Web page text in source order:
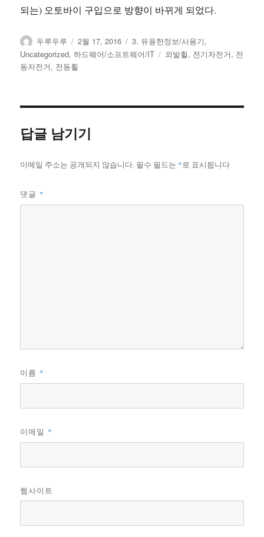
되는) 오토바이 구입으로 방향이 바뀌게 되었다.
글
쓴
이
두루두루
작
성
2월 17, 2016
카
테
3. 유용한정보/사용기,
Uncategorized,하드웨어/소프트웨어/IT
태
외발휠, 전기자전거, 전
동자전거, 전동휠
답글 남기기
이메일 주소는 공개되지 않습니다. 필수 필드는 *로 표시됩니다
댓글 *
이름 *
이메일 *
웹사이트